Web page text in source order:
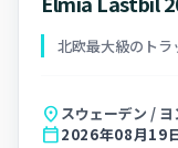
北欧最大級のト
location_on スウェーデン /
calendar_today2026年08月19